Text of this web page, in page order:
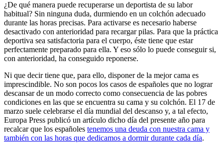
¿De qué manera puede recuperarse un deportista de su labor
habitual? Sin ninguna duda, durmiendo en un colchón adecuado
durante las horas precisas. Para activarse es necesario haberse
desactivado con anterioridad para recargar pilas. Para que la práctica
deportiva sea satisfactoria para el cuerpo, éste tiene que estar
perfectamente preparado para ella. Y eso sólo lo puede conseguir si,
con anterioridad, ha conseguido reponerse.
Ni que decir tiene que, para ello, disponer de la mejor cama es
imprescindible. No son pocos los casos de españoles que no lograr
descansar de un modo correcto como consecuencia de las pobres
condiciones en las que se encuentra su cama y su colchón. El 17 de
marzo suele celebrarse el día mundial del descanso y, a tal efecto,
Europa Press publicó un artículo dicho día del presente año para
recalcar que los españoles tenemos una deuda con nuestra cama y
también con las horas que dedicamos a dormir durante cada día.